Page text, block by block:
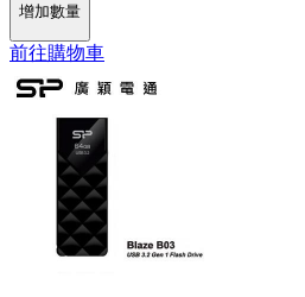
增加數量
前往購物車